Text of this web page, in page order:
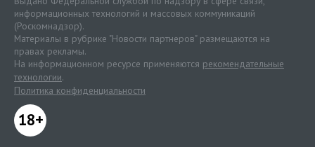
информационных технологий и массовых коммуникаций
(Роскомнадзор).
Материалы в рубрике "Новости партнеров" размещаются на
правах рекламы.
На информационном ресурсе применяются рекомендательные
технологии.
Политика конфиденциальности
18+